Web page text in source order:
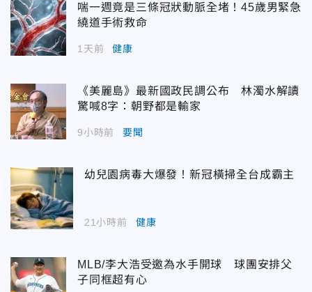
喘一週竟是三條冠狀動脈全堵！45歲男緊急
繞道手術救命
1天前 健康
《美麗島》最新國政民調公布 林濁水解讀
驚喊8字：朝野都是輸家
9小時前 要聞
幼兒園病毒大爆發！新冠橫掃全台成霸主
21小時前 健康
MLB/李大浩受邀為水手開球 球團安排父
子同框超有心